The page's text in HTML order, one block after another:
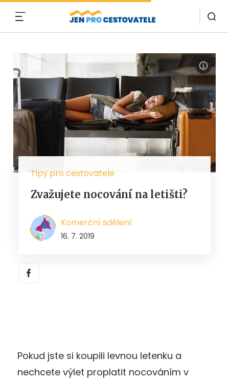
Tipy pro cestovatele
Zvažujete nocování na letišti?
Komerční sdělení
16. 7. 2019
Pokud jste si koupili levnou letenku a
nechcete výlet proplatit nocováním v